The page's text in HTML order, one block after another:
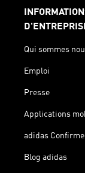
Qui sommes
Emploi
Presse
Applications
adidas
Blog adidas